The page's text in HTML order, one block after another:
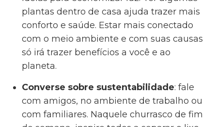
plantas dentro de casa ajuda trazer mais
conforto e saúde. Estar mais conectado
com o meio ambiente e com suas causas
só irá trazer benefícios a você e ao
planeta.
Converse sobre sustentabilidade: fale
com amigos, no ambiente de trabalho ou
com familiares. Naquele churrasco de fim